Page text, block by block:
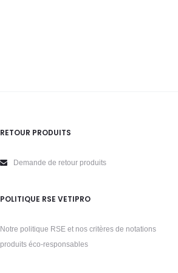
RETOUR PRODUITS
Demande de retour produits
POLITIQUE RSE VETIPRO
Notre politique RSE et nos critères de notations
produits éco-responsables